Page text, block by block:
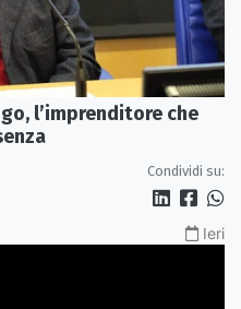
l’imprenditore che
Condividi su:
Ieri